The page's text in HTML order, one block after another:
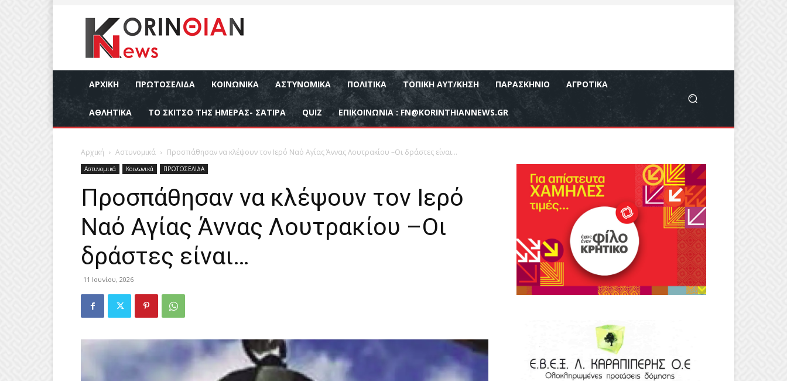
ΑΡΧΙΚΉ ΠΡΩΤΟΣΕΛΙΔΑ ΚΟΙΝΩΝΙΚΆ ΑΣΤΥΝΟΜΙΚΆ ΠΟΛΙΤΙΚΆ ΤΟΠΙΚΉ ΑΥΤ/ΚΗΣΗ ΠΑΡΑΣΚΉΝΙΟ ΑΓΡΟΤΙΚΆ
ΑΘΛΗΤΙΚΆ ΤΟ ΣΚΙΤΣΟ ΤΗΣ ΗΜΕΡΑΣ- ΣΑΤΙΡΑ QUIZ ΕΠΙΚΟΙΝΩΝΊΑ : FN@KORINTHIANNEWS.GR
Αρχική Αστυνομικά Προσπάθησαν να κλέψουν τον Ιερό Ναό Αγίας Άννας Λουτρακίου –Οι δράστες είναι…
Αστυνομικά Κοινωνικά ΠΡΩΤΟΣΕΛΙΔΑ
Προσπάθησαν να κλέψουν τον Ιερό
Ναό Αγίας Άννας Λουτρακίου –Οι
δράστες είναι…
11 Ιουνίου, 2026